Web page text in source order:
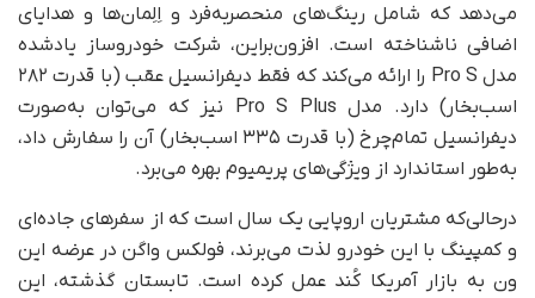
می‌دهد که شامل رینگ‌های منحصربه‌فرد و اِلِمان‌ها و هدایای
اضافی ناشناخته است. افزون‌براین، شرکت خودروساز یادشده
مدل Pro S را ارائه می‌کند که فقط دیفرانسیل عقب (با قدرت ۲۸۲
اسب‌بخار) دارد. مدل Pro S Plus نیز که می‌توان به‌صورت
دیفرانسیل تمام‌چرخ (با قدرت ۳۳۵ اسب‌بخار) آن را سفارش داد،
به‌طور استاندارد از ویژگی‌های پریمیوم بهره می‌برد.
در‌حالی‌که مشتریان اروپایی یک سال است که از سفرهای جاده‌ای
و کمپینگ با این خودرو لذت می‌برند، فولکس واگن در عرضه این
ون به بازار آمریکا کُند عمل کرده است. تابستان گذشته، این